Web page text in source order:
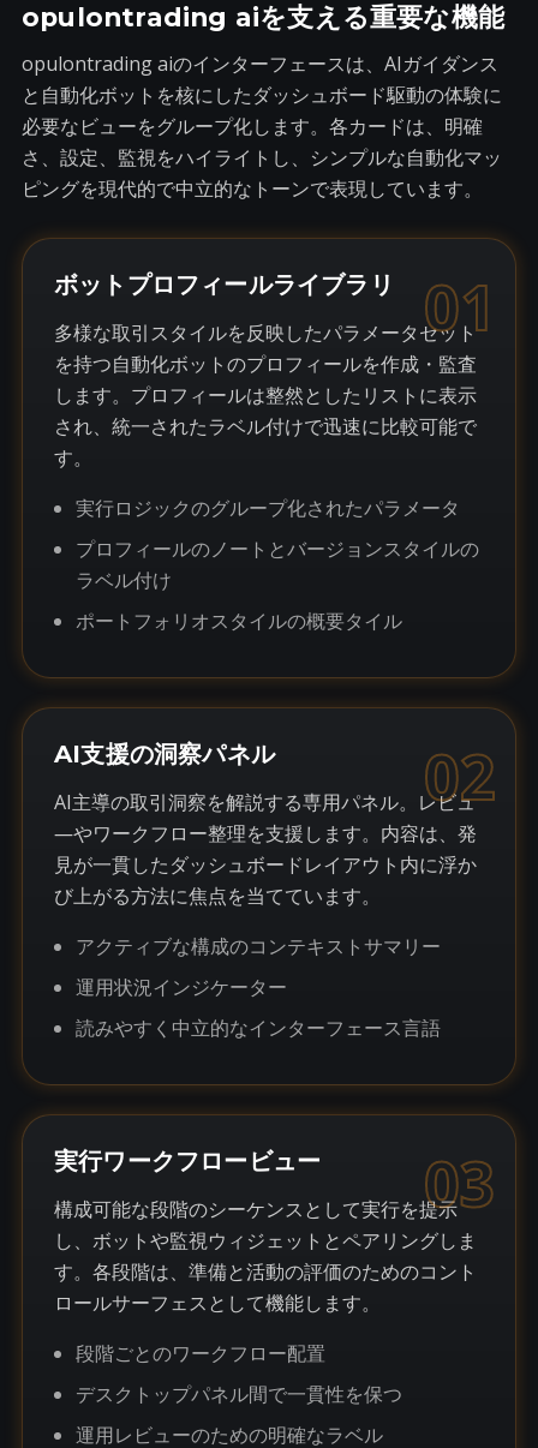
opulontrading aiを支える重要な機能
opulontrading aiのインターフェースは、AIガイダンス
と自動化ボットを核にしたダッシュボード駆動の体験に
必要なビューをグループ化します。各カードは、明確
さ、設定、監視をハイライトし、シンプルな自動化マッ
ピングを現代的で中立的なトーンで表現しています。
01
ボットプロフィールライブラリ
多様な取引スタイルを反映したパラメータセット
を持つ自動化ボットのプロフィールを作成・監査
します。プロフィールは整然としたリストに表示
され、統一されたラベル付けで迅速に比較可能で
す。
実行ロジックのグループ化されたパラメータ
プロフィールのノートとバージョンスタイルの
ラベル付け
ポートフォリオスタイルの概要タイル
02
AI支援の洞察パネル
AI主導の取引洞察を解説する専用パネル。レビュ
―やワークフロー整理を支援します。内容は、発
見が一貫したダッシュボードレイアウト内に浮か
び上がる方法に焦点を当てています。
アクティブな構成のコンテキストサマリー
運用状況インジケーター
読みやすく中立的なインターフェース言語
03
実行ワークフロービュー
構成可能な段階のシーケンスとして実行を提示
し、ボットや監視ウィジェットとペアリングしま
す。各段階は、準備と活動の評価のためのコント
ロールサーフェスとして機能します。
段階ごとのワークフロー配置
デスクトップパネル間で一貫性を保つ
運用レビューのための明確なラベル